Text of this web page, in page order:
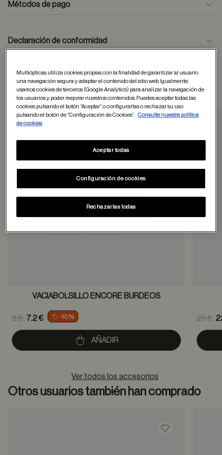
Métodos de pago
Declaración de conformidad
Otros usuarios tambien han comprado
VACIABOLSILLO ENCORE BURDEOS
Price reduced from
8 €
to
7.2 € -10%
AÑADIR
25 €
to
Ver todos los accesorios
Otros usuarios también han comprado
Guardar en
Multiópticas utiliza cookies propias con la finalidad de garantizar al usuario
una navegación segura y adaptar el contenido del sitio web. Igualmente,
usamos cookies de terceros (Google Analytics) para analizar la navegación de
los usuarios y poder mejorar nuestros contenidos. Puedes aceptar todas las
cookies pulsando el botón “Aceptar” o configurarlas o rechazar su uso
pulsando el botón de “Configuración de Cookies”.
Consulte nuestra política
de cookies
Configuración de cookies
Rechazarlas todas
Aceptar todas